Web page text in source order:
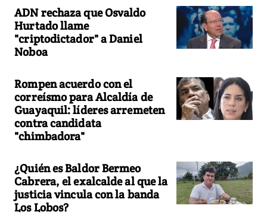
ADN rechaza que Osvaldo
Hurtado llame
"criptodictador" a Daniel
Noboa
Rompen acuerdo con el
correísmo para Alcaldía de
Guayaquil: líderes arremeten
contra candidata
"chimbadora"
¿Quién es Baldor Bermeo
Cabrera, el exalcalde al que la
justicia vincula con la banda
Los Lobos?